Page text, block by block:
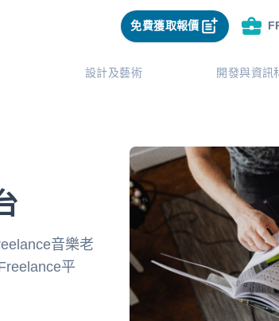
免費獲取報價
設計及藝術 開發與資訊
音樂老
平